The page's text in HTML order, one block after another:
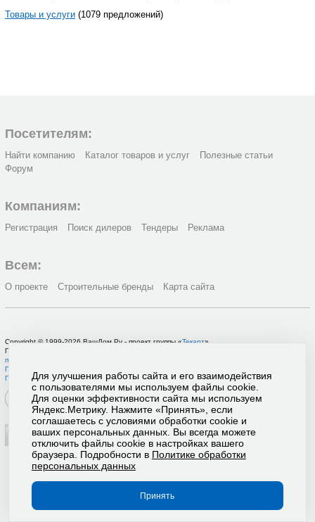
Товары и услуги (1079 предложений)
Посетителям:
Найти компанию Каталог товаров и услуг
Полезные статьи
Форум
Компаниям:
Регистрация Поиск дилеров Тендеры Реклама
Всем:
О проекте Строительные бренды Карта сайта
Copyright © 1999-2026 ВашДом.Ру - проект группы «Текарт»
По вопросам связанным с работой портала вы можете связаться с нашей
поддержки
Политика в отношении обработки персональных данных
Пользовательское соглашение
Для улучшения работы сайта и его взаимодействия
с пользователями мы используем файлы cookie.
Для оценки эффективности сайта мы используем
Яндекс.Метрику. Нажмите «Принять», если
соглашаетесь с условиями обработки cookie и
ваших персональных данных. Вы всегда можете
отключить файлы cookie в настройках вашего
браузера. Подробности в Политике обработки
персональных данных
Принять